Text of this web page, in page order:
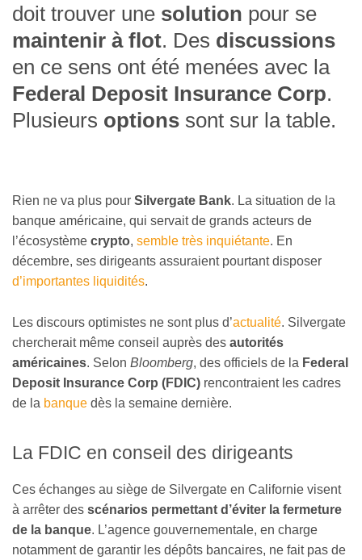
doit trouver une solution pour se
maintenir à flot. Des discussions
en ce sens ont été menées avec la
Federal Deposit Insurance Corp.
Plusieurs options sont sur la table.
Rien ne va plus pour Silvergate Bank. La situation de la
banque américaine, qui servait de grands acteurs de
l’écosystème crypto, semble très inquiétante. En
décembre, ses dirigeants assuraient pourtant disposer
d’importantes liquidités.
Les discours optimistes ne sont plus d’actualité. Silvergate
chercherait même conseil auprès des autorités
américaines. Selon Bloomberg, des officiels de la Federal
Deposit Insurance Corp (FDIC) rencontraient les cadres
de la banque dès la semaine dernière.
La FDIC en conseil des dirigeants
Ces échanges au siège de Silvergate en Californie visent
à arrêter des scénarios permettant d’éviter la fermeture
de la banque. L’agence gouvernementale, en charge
notamment de garantir les dépôts bancaires, ne fait pas de